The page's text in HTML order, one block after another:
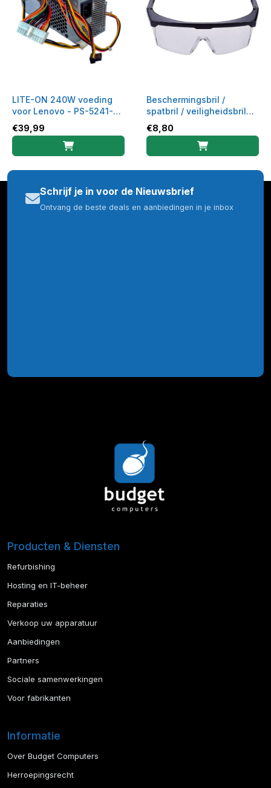
LITE-ON 240W voeding
voor Lenovo - PS-5241-
01VA-ROHS
€39,99
Beschermingsbril /
spatbril / veiligheidsbril
gekleurd montuur
€8,80
Schrijf je in voor de Nieuwsbrief
Ontvang de beste deals en aanbiedingen in je inbox
Producten & Diensten
Refurbishing
Hosting en IT-beheer
Reparaties
Verkoop uw apparatuur
Aanbiedingen
Partners
Sociale samenwerkingen
Voor fabrikanten
Informatie
Over Budget Computers
Herroepingsrecht